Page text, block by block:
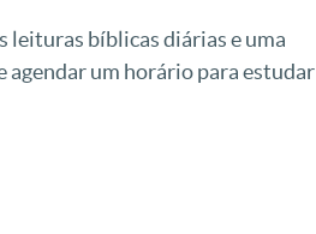
leituras bíblicas diárias e uma
agendar um horário para estudar